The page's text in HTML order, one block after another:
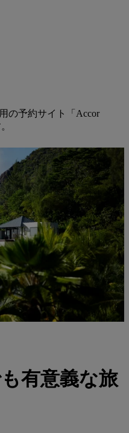
の予約サイト「Accor
有意義な旅